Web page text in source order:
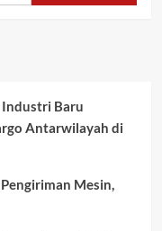
Industri Baru
Antarwilayah di
Mesin,